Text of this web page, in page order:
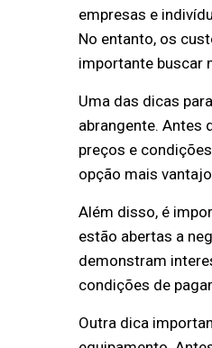
empresas e
No entanto, os
importante buscar
Uma das dicas
abrangente. Antes
preços e
opção mais
Além disso, é
estão abertas a
demonstram
condições de
Outra dica